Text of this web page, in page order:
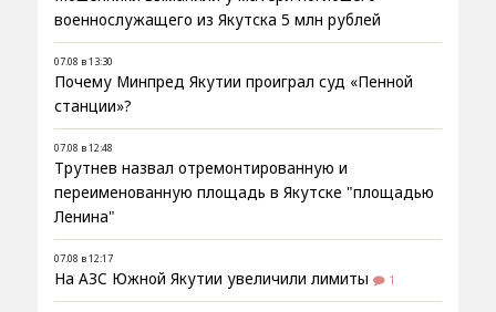
военнослужащего из Якутска 5 млн рублей
07.08 в 13:30
Почему Минпред Якутии проиграл суд «Пенной
станции»?
07.08 в 12:48
Трутнев назвал отремонтированную и
переименованную площадь в Якутске "площадью
Ленина"
07.08 в 12:17
На АЗС Южной Якутии увеличили лимиты 1